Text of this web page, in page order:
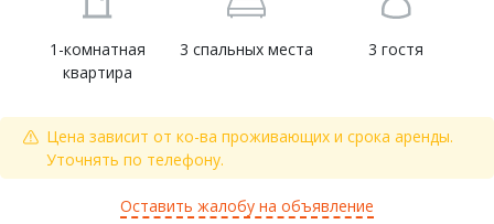
1-комнатная
квартира
3 спальных места 3 гостя
Цена зависит от ко-ва проживающих и срока аренды.
Уточнять по телефону.
Оставить жалобу на объявление